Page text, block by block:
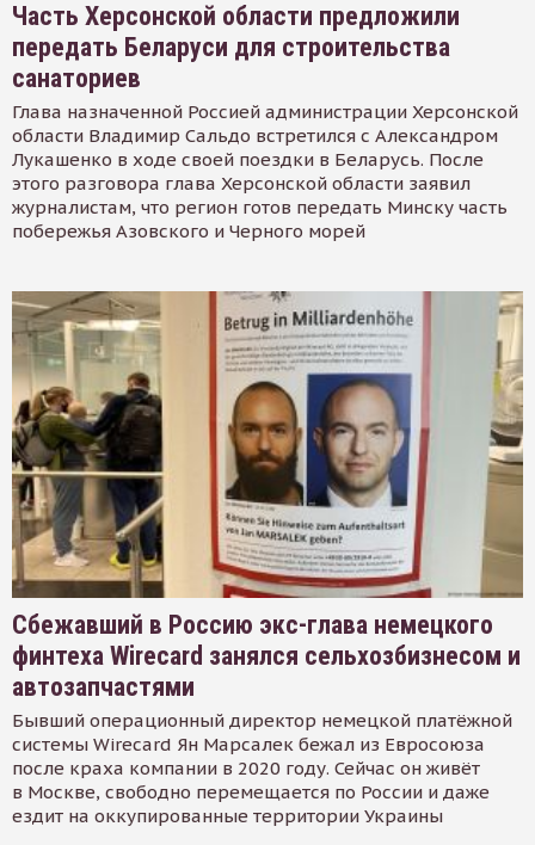
Часть Херсонской области предложили
передать Беларуси для строительства
санаториев
Глава назначенной Россией администрации Херсонской
области Владимир Сальдо встретился с Александром
Лукашенко в ходе своей поездки в Беларусь. После
этого разговора глава Херсонской области заявил
журналистам, что регион готов передать Минску часть
побережья Азовского и Черного морей
Сбежавший в Россию экс-глава немецкого
финтеха Wirecard занялся сельхозбизнесом и
автозапчастями
Бывший операционный директор немецкой платёжной
системы Wirecard Ян Марсалек бежал из Евросоюза
после краха компании в 2020 году. Сейчас он живёт
в Москве, свободно перемещается по России и даже
ездит на оккупированные территории Украины